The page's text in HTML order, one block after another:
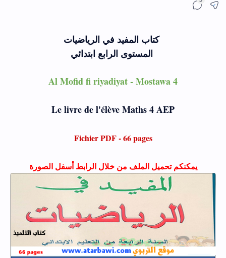
كتاب المفيد في الرياضيات
Al Mofid fi riyadiyat - Mostawa 4
Le livre de l'élève Maths 4 AEP
Fichier PDF - 66 pages
يمكنكم تحميل الملف من خلال الرابط أسفل الصورة